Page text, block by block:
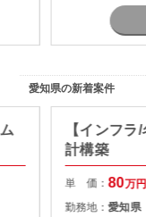
愛知県の新着案件
【インフ
計構築
単 価：80万
勤務地：愛知県